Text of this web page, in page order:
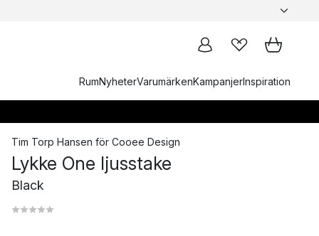
RumNyheterVarumärkenKampanjerInspiration
Tim Torp Hansen för Cooee Design
Lykke One ljusstake
Black